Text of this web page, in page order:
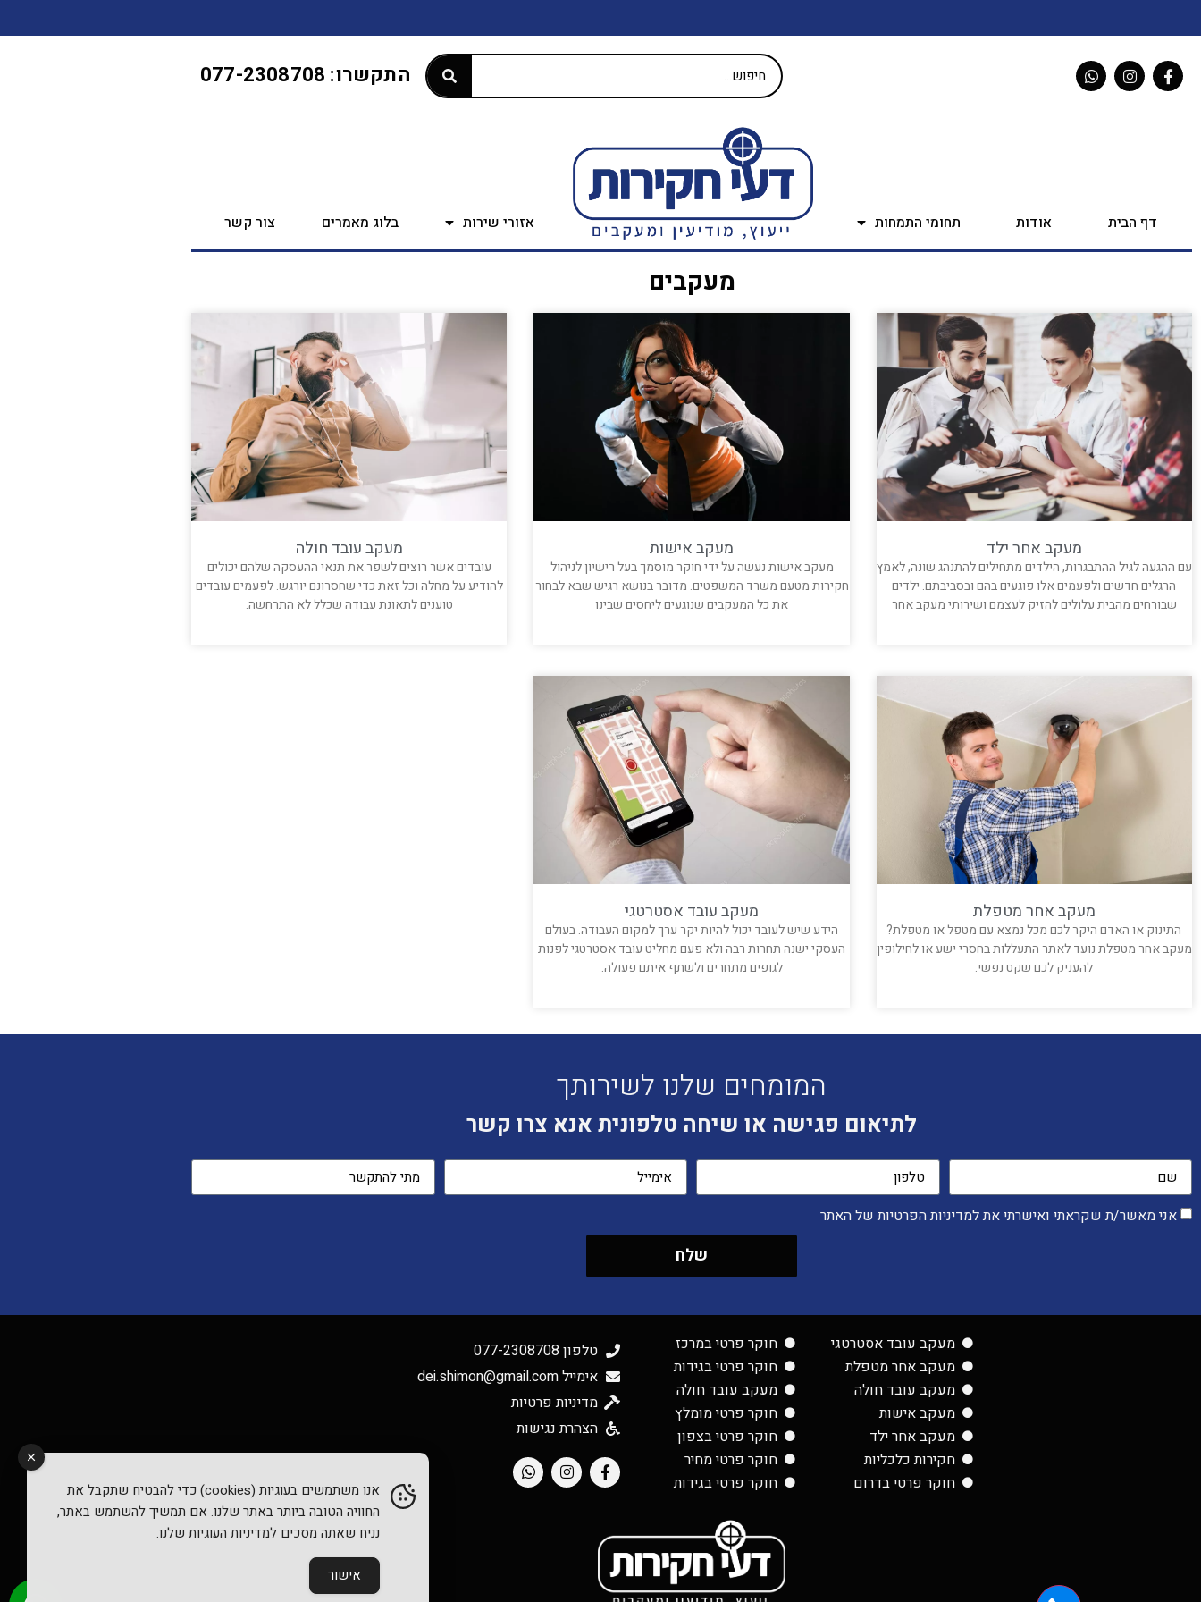
התקשרו: 077-2308708
דף הבית אודות תחומי התמחות אזורי שירות בלוג מאמרים צור קשר
מעקבים
מעקב אחר ילד
עם ההגעה לגיל ההתבגרות, הילדים מתחילים להתנהג שונה, לאמץ
הרגלים חדשים ולפעמים אלו פוגעים בהם ובסביבתם. ילדים
שבורחים מהבית עלולים להזיק לעצמם ושירותי מעקב אחר
מעקב אישות
מעקב אישות נעשה על ידי חוקר מוסמך בעל רישיון לניהול
חקירות מטעם משרד המשפטים. מדובר בנושא רגיש שבא לבחור
את כל המעקבים שנוגעים ליחסים שבינו
מעקב עובד חולה
עובדים אשר רוצים לשפר את תנאי ההעסקה שלהם יכולים
להודיע על מחלה וכל זאת כדי שחסרונם יורגש. לפעמים עובדים
טוענים לתאונת עבודה שכלל לא התרחשה.
מעקב אחר מטפלת
התינוק או האדם היקר לכם מכל נמצא עם מטפל או מטפלת?
מעקב אחר מטפלת נועד לאתר התעללות בחסרי ישע או לחילופין
להעניק לכם שקט נפשי.
מעקב עובד אסטרטגי
הידע שיש לעובד יכול להיות יקר ערך למקום העבודה. בעולם
העסקי ישנה תחרות רבה ולא פעם מחליט עובד אסטרטגי לפנות
לגופים מתחרים ולשתף איתם פעולה.
המומחים שלנו לשירותך
לתיאום פגישה או שיחה טלפונית אנא צרו קשר
אני מאשר/ת שקראתי ואישרתי את למדיניות הפרטיות של האתר
שלח
מעקב עובד אסטרטגי
מעקב אחר מטפלת
מעקב עובד חולה
מעקב אישות
מעקב אחר ילד
חקירות כלכליות
חוקר פרטי בדרום
חוקר פרטי במרכז
חוקר פרטי בגידות
מעקב עובד חולה
חוקר פרטי מומלץ
חוקר פרטי בצפון
חוקר פרטי מחיר
חוקר פרטי בגידות
טלפון 077-2308708
אימייל dei.shimon@gmail.com
מדיניות פרטיות
הצהרת נגישות
אנו משתמשים בעוגיות (cookies) כדי להבטיח שתקבל את
החוויה הטובה ביותר באתר שלנו. אם תמשיך להשתמש באתר,
נניח שאתה מסכים למדיניות העוגיות שלנו.
אישור